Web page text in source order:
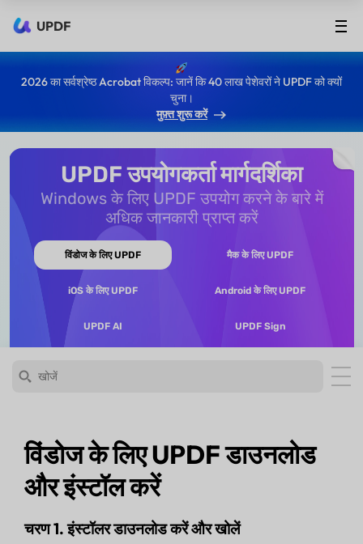
UPDF
2026 का सर्वश्रेष्ठ Acrobat विकल्प: जानें कि 40 लाख पेशेवरों ने UPDF को क्यों
चुना।
मुफ़्त शुरू करें
UPDF उपयोगकर्ता मार्गदर्शिका
Windows के लिए UPDF उपयोग करने के बारे में
अधिक जानकारी प्राप्त करें
विंडोज के लिए UPDF मैक के लिए UPDF
iOS के लिए UPDF Android के लिए UPDF
UPDF AI UPDF Sign
विंडोज के लिए UPDF डाउनलोड
और इंस्टॉल करें
चरण 1. इंस्टॉलर डाउनलोड करें और खोलें